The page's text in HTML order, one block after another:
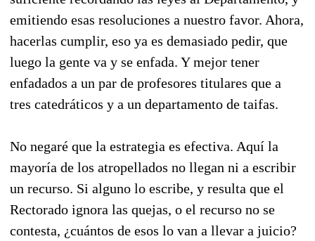
emitiendo esas resoluciones a nuestro favor. Ahora,
hacerlas cumplir, eso ya es demasiado pedir, que
luego la gente va y se enfada. Y mejor tener
enfadados a un par de profesores titulares que a
tres catedráticos y a un departamento de taifas.
No negaré que la estrategia es efectiva. Aquí la
mayoría de los atropellados no llegan ni a escribir
un recurso. Si alguno lo escribe, y resulta que el
Rectorado ignora las quejas, o el recurso no se
contesta, ¿cuántos de esos lo van a llevar a juicio?